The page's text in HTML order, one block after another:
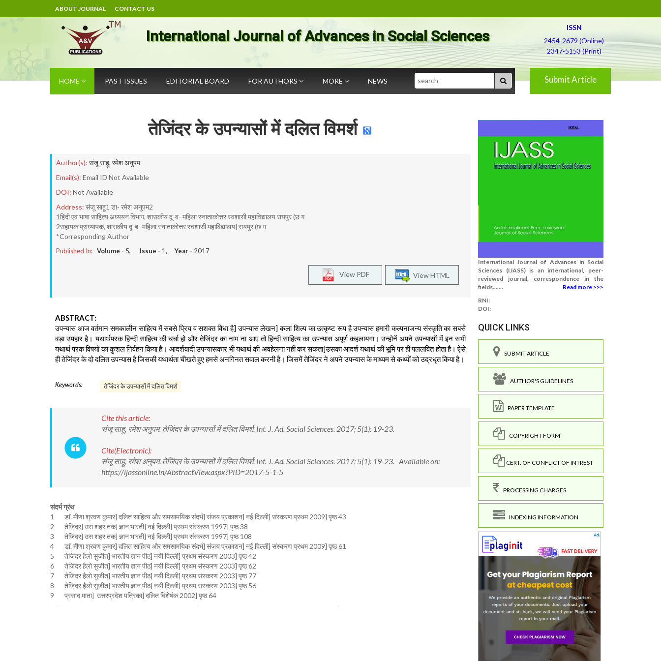
ABOUT JOURNAL CONTACT US
International Journal of Advances in Social Sciences
ISSN
2454-2679 (Online)
2347-5153 (Print)
HOME PAST ISSUES EDITORIAL BOARD FOR AUTHORS MORE NEWS Search Submit Article
तेजिंदर के उपन्यासों में दलित विमर्श
Author(s): संजू साहू, रमेश अनुपम
Email(s): Email ID Not Available
DOI: Not Available
Address: संजू साहू1 डा- रमेश अनुपम2
1हिंदी एवं भाषा साहित्य अध्ययन विभाग, शासकीय दू-ब- महिला स्नाताकोत्तर स्वशासी महाविद्यालय रायपुर (छ ग
2सहायक प्राध्यापक, शासकीय दू-ब- महिला स्नाताकोत्तर स्वशासी महाविद्यालय] रायपुर (छ ग
*Corresponding Author
Published In: Volume - 5, Issue - 1, Year - 2017
View HTML
View PDF
ABSTRACT:
उपन्यास आज वर्तमान समकालीन साहित्य में सबसे प्रिय व सशक्त विधा है] उपन्यास लेखन] कला शिल्प का उत्कृष्ट रूप है उपन्यास हमारी कल्पनाजन्य संस्कृति का सबसे
बड़ा उपहार है। यथार्थपरक हिन्दी साहित्य की चर्चा हो और तेजिंदर का नाम ना आए तो हिन्दी साहित्य का उपन्यास अपूर्ण कहलायगा। उन्होनें अपने उपन्यासों में इन सभी
यथार्थ परक विषयों का कुशल निर्वहन किया है। आदर्शवादी उपन्यासकार भी यथार्थ की अवहेलना नहीं कर सकता]उसका आदर्श यथार्थ की भूमि पर ही पललवित होता है। ऐसे
ही तेजिंदर के दो दलित उपन्यास है जिसकी यथार्थता चीखते हुए हमसे अनगिनत सवाल करनी है। जिसमें तेजिंदर ने अपने उपन्यास के माध्यम से कथ्यों को उद्रधृत किया है।
Keywords: तेजिंदर के उपन्यासों में दलित विमर्श
Cite this article:
संजू साहू, रमेश अनुपम. तेजिंदर के उपन्यासों में दलित विमर्श. Int. J. Ad. Social Sciences. 2017; 5(1): 19-23.
Cite(Electronic):
संजू साहू, रमेश अनुपम. तेजिंदर के उपन्यासों में दलित विमर्श. Int. J. Ad. Social Sciences. 2017; 5(1): 19-23. Available on:
https://ijassonline.in/AbstractView.aspx?PID=2017-5-1-5
संदर्भ ग्रंथ
1 डाॅ. मीणा श्रवण कुमार] दलित साहित्य और समसामयिक संदर्भ] संजय प्रकाशन] नई दिल्ली] संस्करण प्रथम 2009] पृष्ठ 43
2 तेजिंदर] उस शहर तक] ज्ञान भारती] नई दिल्ली] प्रथम संस्करण 1997] पृष्ठ 38
3 तेजिंदर] उस शहर तक] ज्ञान भारती] नई दिल्ली] प्रथम संस्करण 1997] पृष्ठ 108
4 डाॅ. मीणा श्रवण कुमार] दलित साहित्य और समसामयिक संदर्भ] संजय प्रकाशन] नई दिल्ली] संस्करण प्रथम 2009] पृष्ठ 61
5 तेजिंदर हैलो सुजीत] भारतीय ज्ञान पीठ] नयी दिल्ली] प्रथम संस्करण 2003] पृष्ठ 42
6 तेजिंदर हैलो सुजीत] भारतीय ज्ञान पीठ] नयी दिल्ली] प्रथम संस्करण 2003] पृष्ठ 62
7 तेजिंदर हैलो सुजीत] भारतीय ज्ञान पीठ] नयी दिल्ली] प्रथम संस्करण 2003] पृष्ठ 77
8 तेजिंदर हैलो सुजीत] भारतीय ज्ञान पीठ] नयी दिल्ली] प्रथम संस्करण 2003] पृष्ठ 56
9 प्रसाद माता] उत्तरप्रदेश पत्रिका] दलित विशेषंक 2002] पृष्ठ 64
International Journal of Advances in Social
Sciences (IJASS) is an international, peer-
reviewed journal, correspondence in the
fields.......
Read more >>>
RNI:
DOI:
QUICK LINKS
SUBMIT ARTICLE
AUTHOR'S GUIDELINES
PAPER TEMPLATE
COPYRIGHT FORM
CERT. OF CONFLICT OF INTREST
PROCESSING CHARGES
INDEXING INFORMATION